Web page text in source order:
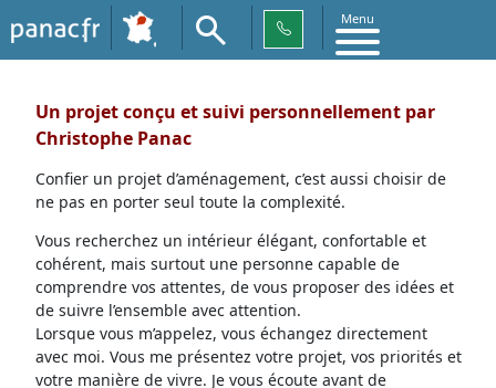
Menu
Un projet conçu et suivi personnellement par
Christophe Panac
Confier un projet d’aménagement, c’est aussi choisir de
ne pas en porter seul toute la complexité.
Vous recherchez un intérieur élégant, confortable et
cohérent, mais surtout une personne capable de
comprendre vos attentes, de vous proposer des idées et
de suivre l’ensemble avec attention.
Lorsque vous m’appelez, vous échangez directement
avec moi. Vous me présentez votre projet, vos priorités et
votre manière de vivre. Je vous écoute avant de